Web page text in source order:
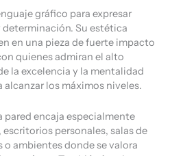
gráfico para expresar
Su estética
en una pieza de fuerte impacto
quienes admiran el alto
la excelencia y la mentalidad
los máximos niveles.
pared encaja especialmente
personales, salas de
ambientes donde se valora